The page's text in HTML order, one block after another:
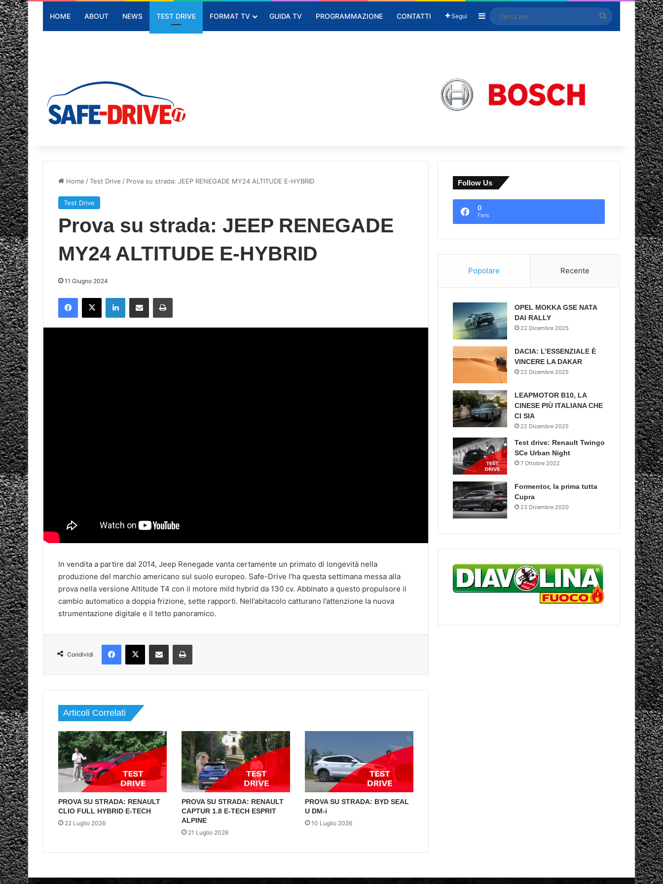
HOME ABOUT NEWS TEST DRIVE FORMAT TV GUIDA TV PROGRAMMAZIONE CONTATTI Segui Barra laterale
per
Home /Test Drive / Prova su strada: JEEP RENEGADE MY24 ALTITUDE E-HYBRID
Test Drive
Prova su strada: JEEP RENEGADE
MY24 ALTITUDE E-HYBRID
11 Giugno 2024
In vendita a partire dal 2014, Jeep Renegade vanta certamente un primato di longevità nella
produzione del marchio americano sul suolo europeo. Safe-Drive l’ha questa settimana messa alla
prova nella versione Altitude T4 con il motore mild hybrid da 130 cv. Abbinato a questo propulsore il
cambio automatico a doppia frizione, sette rapporti. Nell’abitacolo catturano l’attenzione la nuova
strumentazione digitale e il tetto panoramico.
Condividi
Articoli Correlati
PROVA SU STRADA: RENAULT
CLIO FULL HYBRID E-TECH
22 Luglio 2026
PROVA SU STRADA: RENAULT
CAPTUR 1.8 E-TECH ESPRIT
ALPINE
21 Luglio 2026
PROVA SU STRADA: BYD SEAL
U DM-i
10 Luglio 2026
Follow Us
0
Fans
Popolare Recente
OPEL MOKKA GSE NATA
DAI RALLY
22 Dicembre 2025
DACIA: L’ESSENZIALE È
VINCERE LA DAKAR
22 Dicembre 2025
LEAPMOTOR B10, LA
CINESE PIÙ ITALIANA CHE
CI SIA
22 Dicembre 2025
Test drive: Renault Twingo
SCe Urban Night
7 Ottobre 2022
Formentor, la prima tutta
Cupra
23 Dicembre 2020